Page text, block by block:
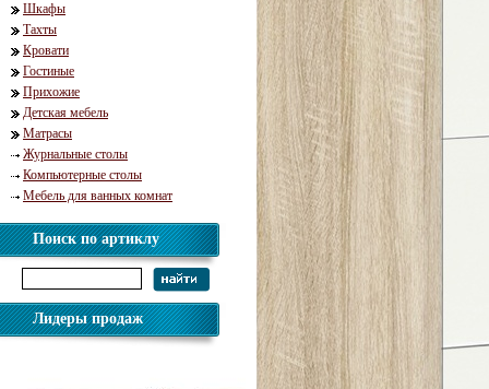
Шкафы
Тахты
Кровати
Гостиные
Прихожие
Детская мебель
Матрасы
Журнальные столы
Компьютерные столы
Мебель для ванных комнат
Поиск по артиклу
Лидеры продаж